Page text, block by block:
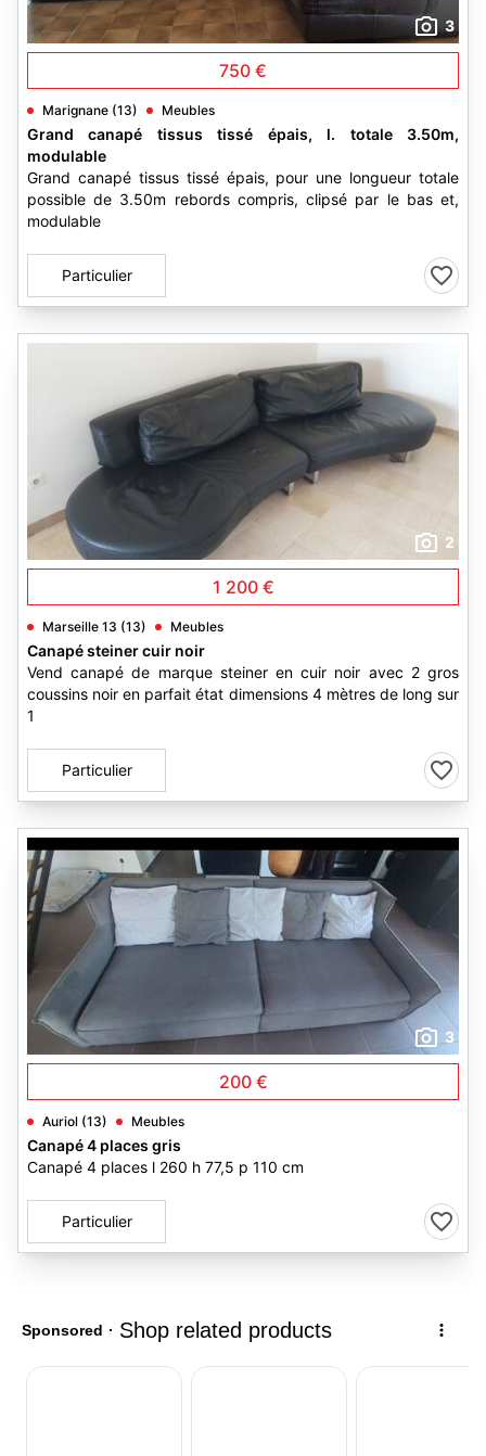
3
750 €
Marignane (13) Meubles
Grand canapé tissus tissé épais, l. totale 3.50m,
modulable
Grand canapé tissus tissé épais, pour une longueur totale
possible de 3.50m rebords compris, clipsé par le bas et,
modulable
Particulier
2
1 200 €
Marseille 13 (13) Meubles
Canapé steiner cuir noir
Vend canapé de marque steiner en cuir noir avec 2 gros
coussins noir en parfait état dimensions 4 mètres de long sur
1
Particulier
3
200 €
Auriol (13) Meubles
Canapé 4 places gris
Canapé 4 places l 260 h 77,5 p 110 cm
Particulier